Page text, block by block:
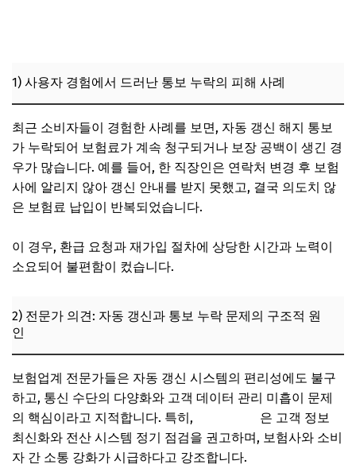
1) 사용자 경험에서 드러난 통보 누락의 피해 사례
최근 소비자들이 경험한 사례를 보면, 자동 갱신 해지 통보
가 누락되어 보험료가 계속 청구되거나 보장 공백이 생긴 경
우가 많습니다. 예를 들어, 한 직장인은 연락처 변경 후 보험
사에 알리지 않아 갱신 안내를 받지 못했고, 결국 의도치 않
은 보험료 납입이 반복되었습니다.
이 경우, 환급 요청과 재가입 절차에 상당한 시간과 노력이
소요되어 불편함이 컸습니다.
2) 전문가 의견: 자동 갱신과 통보 누락 문제의 구조적 원
인
보험업계 전문가들은 자동 갱신 시스템의 편리성에도 불구
하고, 통신 수단의 다양화와 고객 데이터 관리 미흡이 문제
의 핵심이라고 지적합니다. 특히,
은 고객 정보
최신화와 전산 시스템 정기 점검을 권고하며, 보험사와 소비
자 간 소통 강화가 시급하다고 강조합니다.